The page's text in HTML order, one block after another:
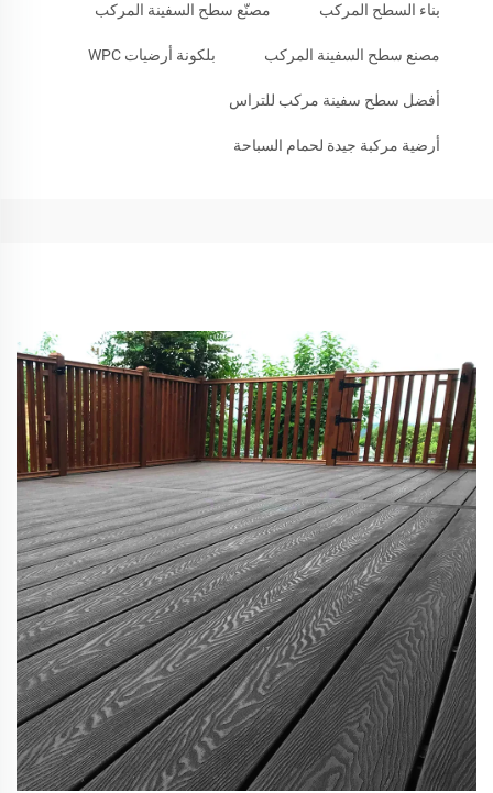
بناء السطح المركب مصنّع سطح السفينة المركب
مصنع سطح السفينة المركب بلكونة أرضيات WPC
أفضل سطح سفينة مركب للتراس
أرضية مركبة جيدة لحمام السباحة